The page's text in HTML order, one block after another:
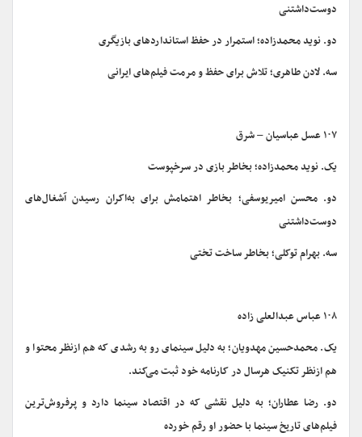
دوست‌داشتنی
دو. نوید محمدزاده؛ استمرار در حفظ استانداردهای بازیگری
سه. لادن طاهری؛ تلاش برای حفظ و مرمت فیلم‌های ایرانی
۱۰۷ عسل عباسیان – شرق
یک. نوید محمدزاده؛ بخاطر بازی در سرخپوست
دو. محسن امیریوسفی؛ بخاطر اهتمامش برای به‌اکران رسیدن آشغال‌های
دوست‌داشتنی
سه. بهرام توکلی؛ بخاطر ساخت تختی
۱۰۸ عباس عبدالعلی زاده
یک. محمدحسین مهدویان؛ به دلیل سینمای رو به رشدی که هم ازنظر محتوا و
هم ازنظر تکنیک هرسال در کارنامه خود ثبت می‌کند.
دو. رضا عطاران؛ به دلیل نقشی که در اقتصاد سینما دارد و پرفروش‌ترین
فیلم‌های تاریخ سینما با حضور او رقم خورده